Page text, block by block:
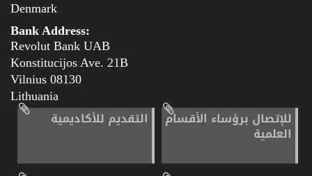
Denmark
Bank Address:
Revolut Bank UAB
Konstitucijos Ave. 21B
08130 Vilnius
Lithuania
للإتصال برؤساء الأقسام
العلمية
التقديم للأكاديمية